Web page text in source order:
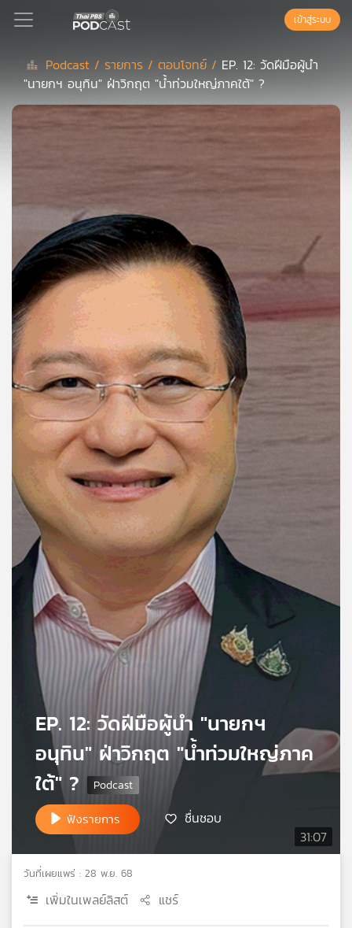
Podcast
แนะนำ
เพล
ย์
ลิ
สต์
ของ
คุณ
เพลง
บทความ
และ
กิจกรรม
เกี่ยว
เครือ
วิทยุ
เข้าสู่ระบบ
Podcast / รายการ /ตอบโจทย์ / EP. 12: วัดฝีมือผู้นำ
"นายกฯ อนุทิน" ฝ่าวิกฤต "น้ำท่วมใหญ่ภาคใต้" ?
31:07
EP. 12: วัดฝีมือผู้นำ "นายกฯ
อนุทิน" ฝ่าวิกฤต "น้ำท่วมใหญ่ภาค
ใต้" ?
ฟังรายการ ชื่นชอบ
วันที่เผยแพร่ : 28 พ.ย. 68
เพิ่มในเพลย์ลิสต์ แชร์